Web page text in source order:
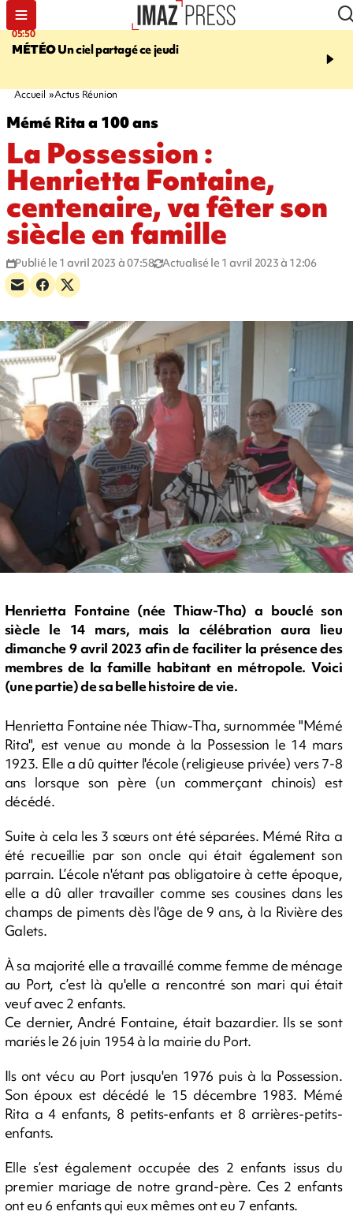
05:50
MÉTÉOUn ciel partagé ce jeudi
08:13
La
Accueil Actus Réunion
Mémé Rita a 100 ans
La Possession :
Henrietta Fontaine,
centenaire, va fêter son
siècle en famille
Publié le 1 avril 2023 à 07:58 Actualisé le 1 avril 2023 à 12:06
Henrietta Fontaine (née Thiaw-Tha) a bouclé son
siècle le 14 mars, mais la célébration aura lieu
dimanche 9 avril 2023 afin de faciliter la présence des
membres de la famille habitant en métropole. Voici
(une partie) de sa belle histoire de vie.
Henrietta Fontaine née Thiaw-Tha, surnommée "Mémé
Rita", est venue au monde à la Possession le 14 mars
1923. Elle a dû quitter l'école (religieuse privée) vers 7-8
ans lorsque son père (un commerçant chinois) est
décédé.
Suite à cela les 3 sœurs ont été séparées. Mémé Rita a
été recueillie par son oncle qui était également son
parrain. L’école n'étant pas obligatoire à cette époque,
elle a dû aller travailler comme ses cousines dans les
champs de piments dès l'âge de 9 ans, à la Rivière des
Galets.
À sa majorité elle a travaillé comme femme de ménage
au Port, c’est là qu'elle a rencontré son mari qui était
veuf avec 2 enfants.
Ce dernier, André Fontaine, était bazardier. Ils se sont
mariés le 26 juin 1954 à la mairie du Port.
Ils ont vécu au Port jusqu'en 1976 puis à la Possession.
Son époux est décédé le 15 décembre 1983. Mémé
Rita a 4 enfants, 8 petits-enfants et 8 arrières-petits-
enfants.
Elle s’est également occupée des 2 enfants issus du
premier mariage de notre grand-père. Ces 2 enfants
ont eu 6 enfants qui eux mêmes ont eu 7 enfants.